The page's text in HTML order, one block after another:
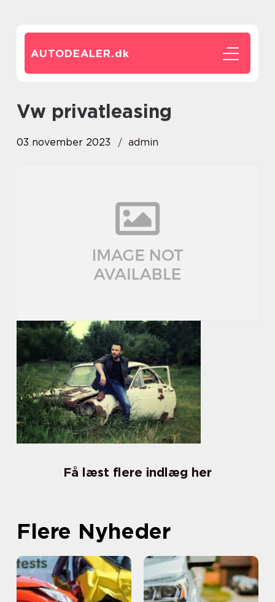
AUTODEALER.dk
vw privatleasing
03 november 2023 admin
Få læst flere indlæg her
Flere Nyheder